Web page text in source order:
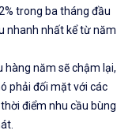
trong ba tháng đầu
nhanh nhất kể từ năm
năm sẽ chậm lại,
phải đối mặt với các
điểm nhu cầu bùng